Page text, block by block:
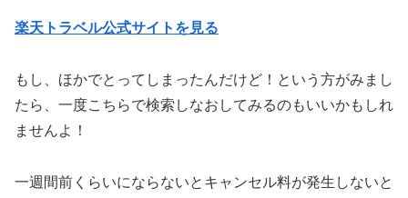
楽天トラベル公式サイトを見る
もし、ほかでとってしまったんだけど！という方がみまし
たら、一度こちらで検索しなおしてみるのもいいかもしれ
ませんよ！
一週間前くらいにならないとキャンセル料が発生しないと